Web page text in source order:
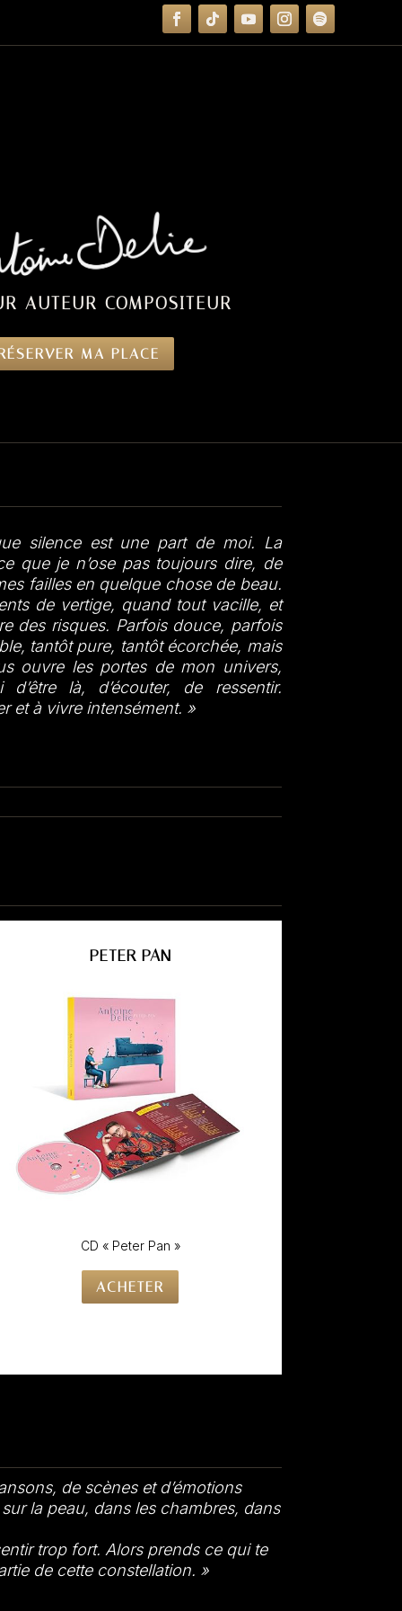
AUTEUR COMPOSITEUR
MA PLACE
silence est une part de moi. La
que je n’ose pas toujours dire, de
failles en quelque chose de beau.
de vertige, quand tout vacille, et
des risques. Parfois douce, parfois
tantôt pure, tantôt écorchée, mais
ouvre les portes de mon univers,
là, d’écouter, de ressentir.
et à vivre intensément. »
PETER PAN
CD « Peter Pan »
ACHETER
de scènes et d’émotions
la peau, dans les chambres, dans
trop fort. Alors prends ce qui te
de cette constellation. »